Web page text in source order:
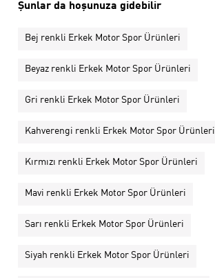
Şunlar da hoşunuza gidebilir
Bej renkli Erkek Motor Spor Ürünleri
Beyaz renkli Erkek Motor Spor Ürünleri
Gri renkli Erkek Motor Spor Ürünleri
Kahverengi renkli Erkek Motor Spor Ürünleri
Kırmızı renkli Erkek Motor Spor Ürünleri
Mavi renkli Erkek Motor Spor Ürünleri
Sarı renkli Erkek Motor Spor Ürünleri
Siyah renkli Erkek Motor Spor Ürünleri